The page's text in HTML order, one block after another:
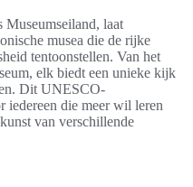
Museumseiland, laat
musea die de rijke
tentoonstellen. Van het
elk biedt een unieke kijk
Dit UNESCO-
iedereen die meer wil leren
van verschillende